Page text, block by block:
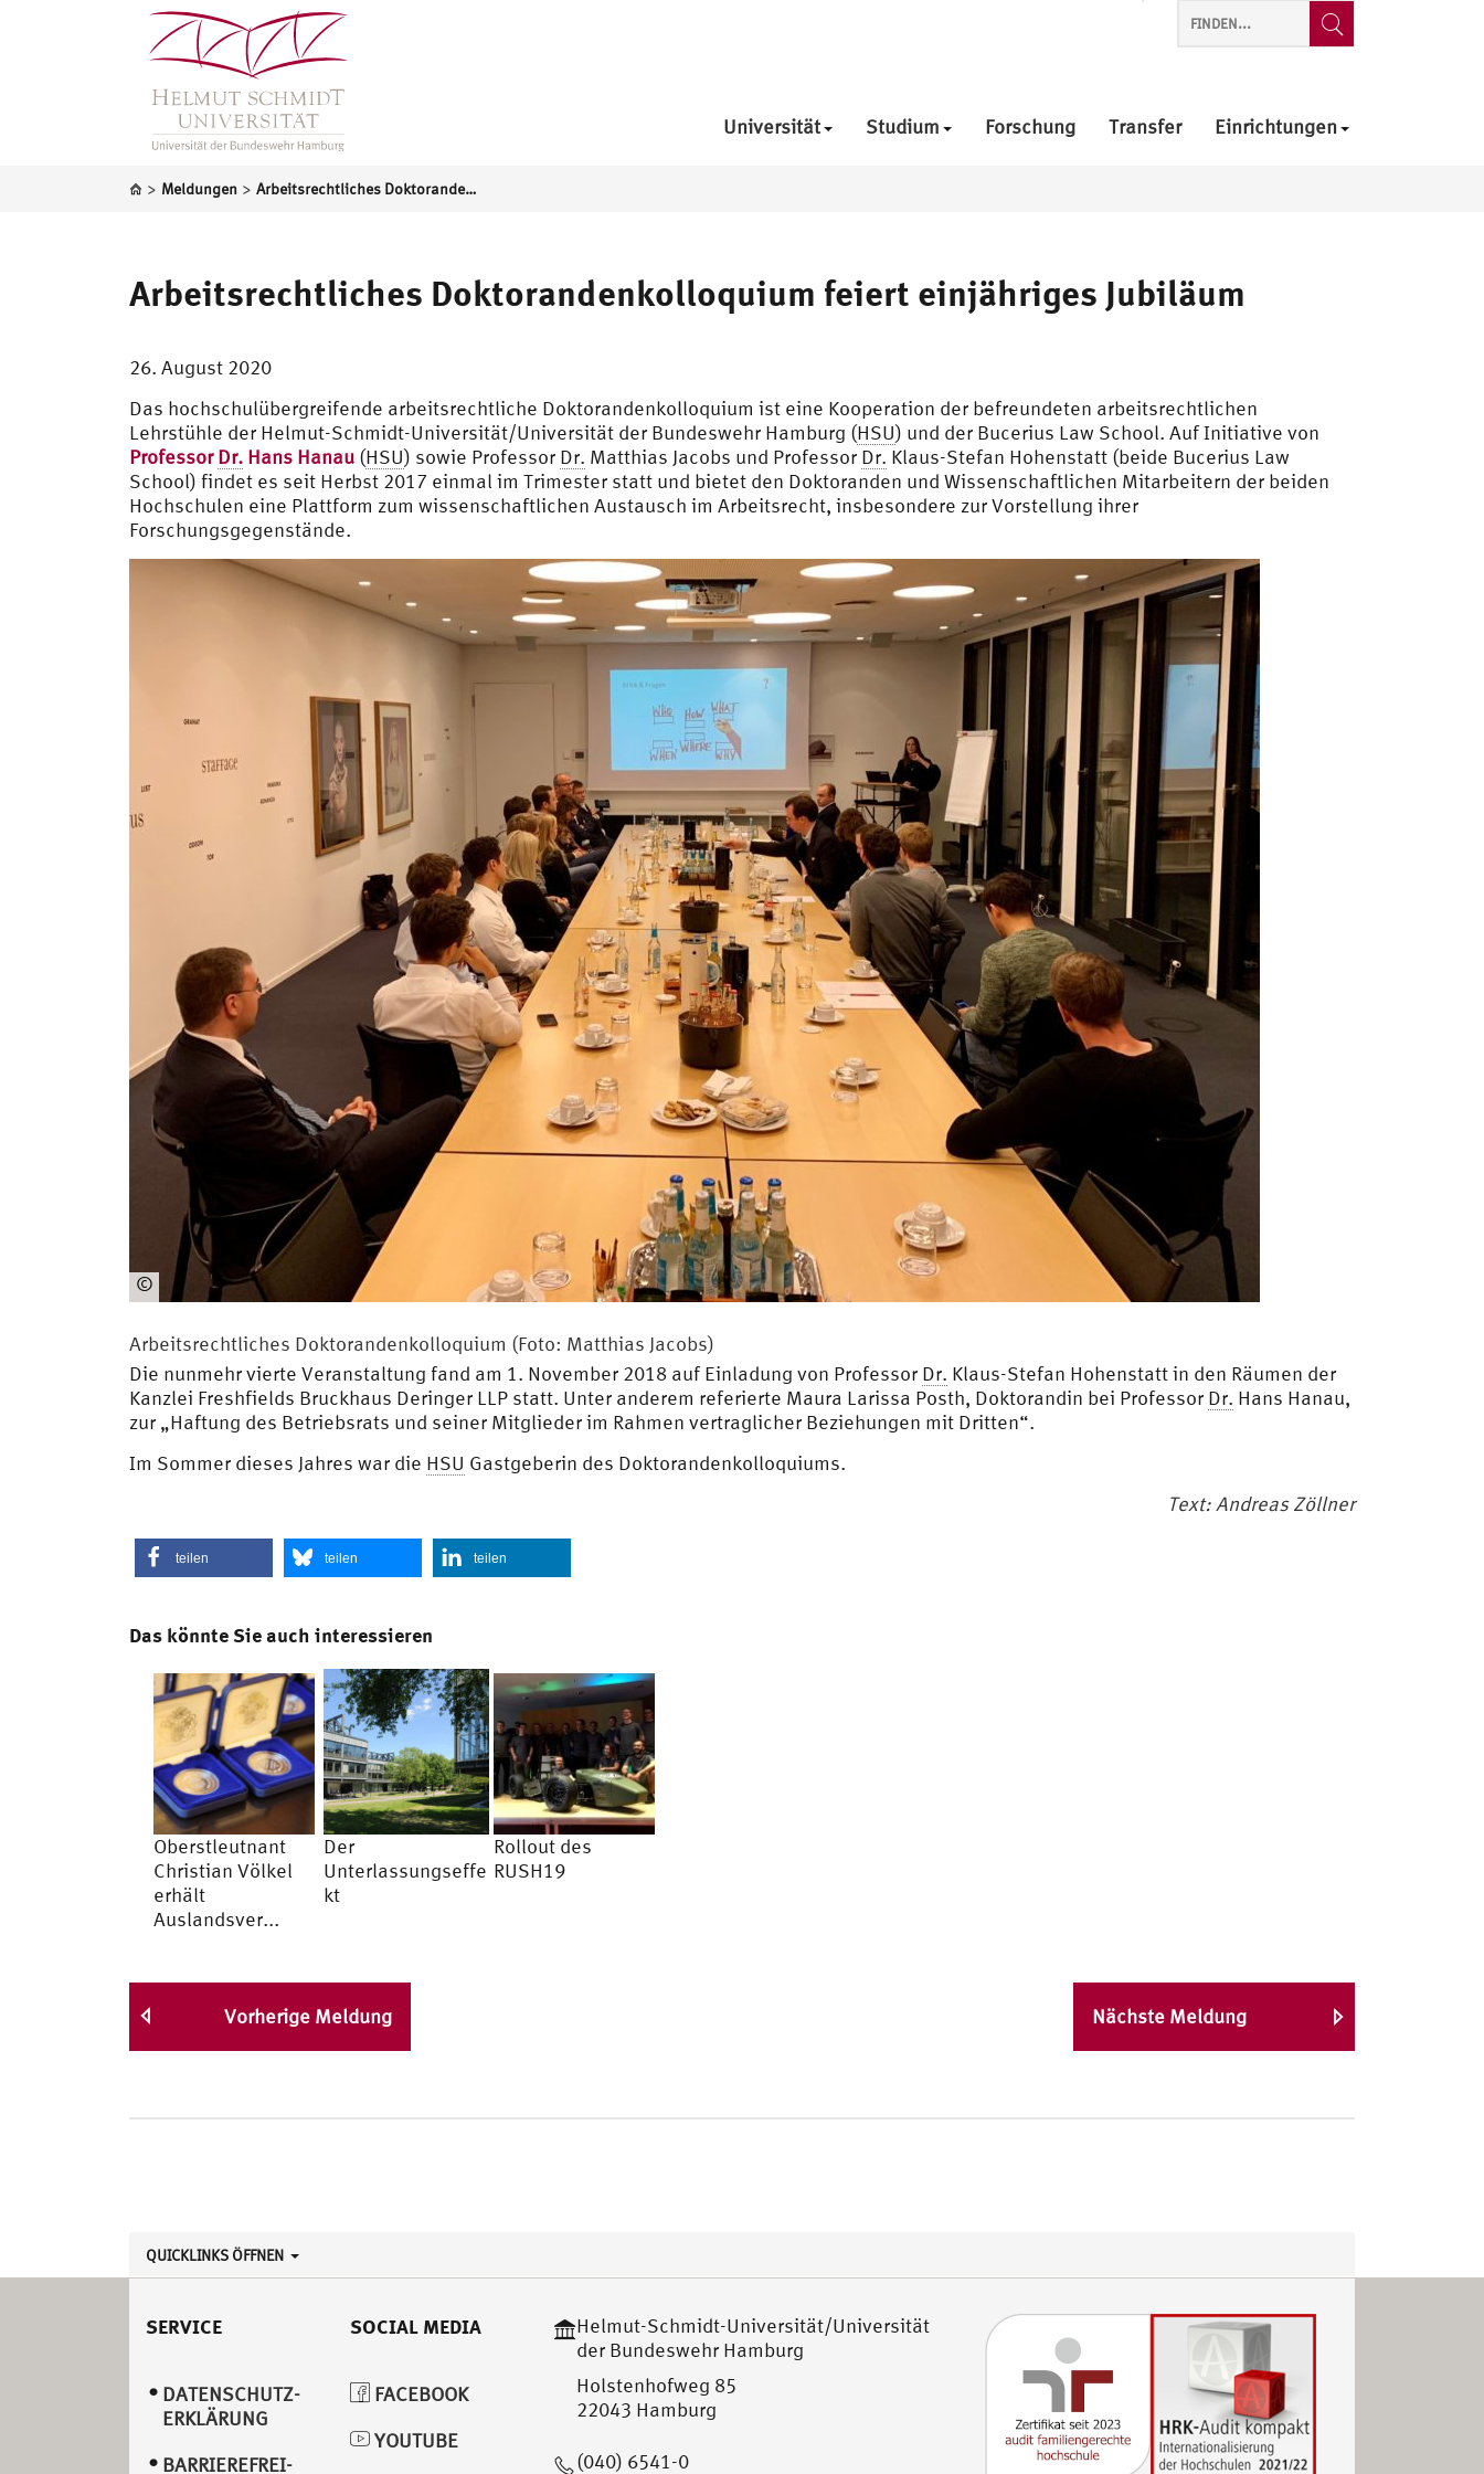
Universität Studium Forschung Transfer Einrichtungen
> Meldungen > Arbeitsrechtliches Doktorandenkolloquium feiert einjähriges Jubiläum
Arbeitsrechtliches Doktorandenkolloquium feiert einjähriges Jubiläum
26. August 2020
Das hochschulübergreifende arbeitsrechtliche Doktorandenkolloquium ist eine Kooperation der befreundeten arbeitsrechtlichen
Lehrstühle der Helmut-Schmidt-Universität/Universität der Bundeswehr Hamburg (HSU) und der Bucerius Law School. Auf Initiative von
ProfessorDr. Hans Hanau (HSU) sowie Professor Dr. Matthias Jacobs und Professor Dr. Klaus-Stefan Hohenstatt (beide Bucerius Law
School) findet es seit Herbst 2017 einmal im Trimester statt und bietet den Doktoranden und Wissenschaftlichen Mitarbeitern der beiden
Hochschulen eine Plattform zum wissenschaftlichen Austausch im Arbeitsrecht, insbesondere zur Vorstellung ihrer
Forschungsgegenstände.
©
Matthias
Jacobs
Arbeitsrechtliches Doktorandenkolloquium (Foto: Matthias Jacobs)
Die nunmehr vierte Veranstaltung fand am 1. November 2018 auf Einladung von Professor Dr. Klaus-Stefan Hohenstatt in den Räumen der
Kanzlei Freshfields Bruckhaus Deringer LLP statt. Unter anderem referierte Maura Larissa Posth, Doktorandin bei Professor Dr. Hans Hanau,
zur „Haftung des Betriebsrats und seiner Mitglieder im Rahmen vertraglicher Beziehungen mit Dritten“.
Im Sommer dieses Jahres war die HSU Gastgeberin des Doktorandenkolloquiums.
Text: Andreas Zöllner
teilen teilen teilen
Das könnte Sie auch interessieren
Oberstleutnant
Christian Völkel
erhält
Auslandsver...
Der
Unterlassungseffe
kt
Rollout des
RUSH19
Vorherige Meldung Nächste Meldung
QUICKLINKS ÖFFNEN
SERVICE
DATENSCHUTZ­
ERKLÄRUNG
BARRIEREFREI­
SOCIAL MEDIA
FACEBOOK
YOUTUBE
Helmut-Schmidt-Universität/Universität
der Bundeswehr Hamburg
Holstenhofweg 85
22043 Hamburg
(040) 6541-0